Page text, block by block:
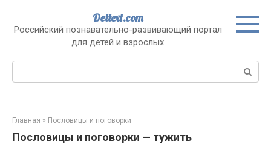
контенту
Dettext.com
Российский познавательно-развивающий портал
для детей и взрослых
Поиск:
Главная » Пословицы и поговорки
Пословицы и поговорки — тужить